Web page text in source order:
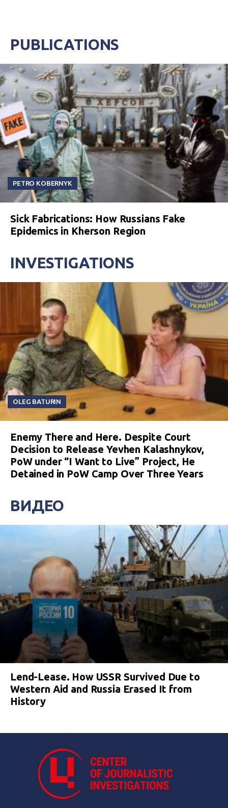
PUBLICATIONS
PETRO KOBERNYK
Sick Fabrications: How Russians Fake
Epidemics in Kherson Region
INVESTIGATIONS
OLEG BATURIN
Enemy There and Here. Despite Court
Decision to Release Yevhen Kalashnykov,
PoW under “I Want to Live” Project, He
Detained in PoW Camp Over Three Years
ВИДЕО
Lend-Lease. How USSR Survived Due to
Western Aid and Russia Erased It from
History